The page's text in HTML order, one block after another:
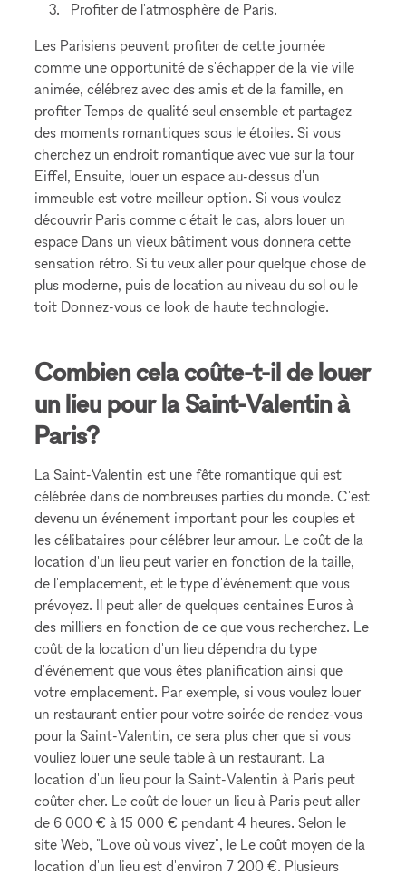
Profiter de l'atmosphère de Paris.
Les Parisiens peuvent profiter de cette journée
comme une opportunité de s'échapper de la vie ville
animée, célébrez avec des amis et de la famille, en
profiter Temps de qualité seul ensemble et partagez
des moments romantiques sous le étoiles. Si vous
cherchez un endroit romantique avec vue sur la tour
Eiffel, Ensuite, louer un espace au-dessus d'un
immeuble est votre meilleur option. Si vous voulez
découvrir Paris comme c'était le cas, alors louer un
espace Dans un vieux bâtiment vous donnera cette
sensation rétro. Si tu veux aller pour quelque chose de
plus moderne, puis de location au niveau du sol ou le
toit Donnez-vous ce look de haute technologie.
Combien cela coûte-t-il de louer
un lieu pour la Saint-Valentin à
Paris?
La Saint-Valentin est une fête romantique qui est
célébrée dans de nombreuses parties du monde. C'est
devenu un événement important pour les couples et
les célibataires pour célébrer leur amour. Le coût de la
location d'un lieu peut varier en fonction de la taille,
de l'emplacement, et le type d'événement que vous
prévoyez. Il peut aller de quelques centaines Euros à
des milliers en fonction de ce que vous recherchez. Le
coût de la location d'un lieu dépendra du type
d'événement que vous êtes planification ainsi que
votre emplacement. Par exemple, si vous voulez louer
un restaurant entier pour votre soirée de rendez-vous
pour la Saint-Valentin, ce sera plus cher que si vous
vouliez louer une seule table à un restaurant. La
location d'un lieu pour la Saint-Valentin à Paris peut
coûter cher. Le coût de louer un lieu à Paris peut aller
de 6 000 € à 15 000 € pendant 4 heures. Selon le
site Web, "Love où vous vivez", le Le coût moyen de la
location d'un lieu est d'environ 7 200 €. Plusieurs